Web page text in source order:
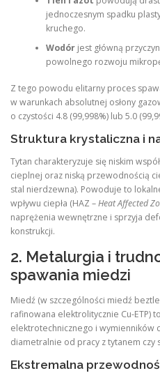
jednoczesnym spadku
kruchego.
Wodórjest główną
powolnego rozwoju
Z tego powodu elitarny proces
w warunkach absolutnej osłony
o czystości 4.8 (99,998%) lub 5.0
Struktura krystaliczna i
Tytan charakteryzuje się niskim
cieplnej oraz niską przewodnością
stal nierdzewna). Powoduje to
wpływu ciepła (HAZ –Heat Affected
naprężenia wewnętrzne i sprzyja
konstrukcji.
2. Metalurgia i
spawania miedzi
Miedź (w szczególności miedź
rafinowana elektrolitycznie Cu-ETP)
elektrotechnicznego i wymienników
diametralnie od pracy z tytanem czy
Ekstremalna